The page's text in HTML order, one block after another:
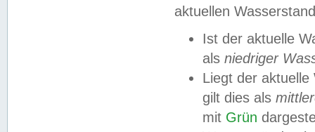
aktuellen
Ist der aktuelle
als niedriger
Liegt der
gilt dies als
mit Grün